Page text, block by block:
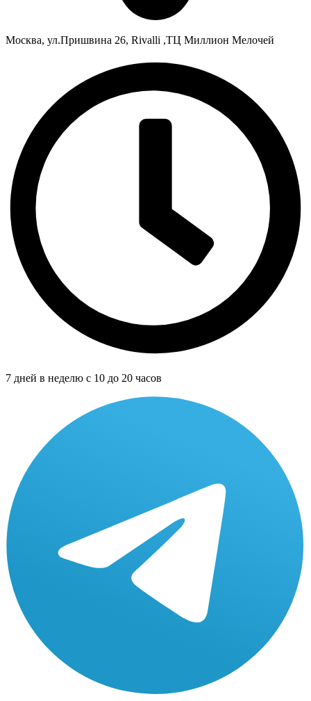
Москва, ул.Пришвина 26, Rivalli ,ТЦ Миллион Мелочей
7 дней в неделю с 10 до 20 часов